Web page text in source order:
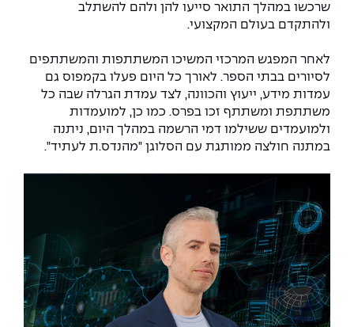
שרכשו במהלך התואר סייעו להן ולהם להשתלב
ולהתקדם בעולם המקצועי.
לאחר המפגש המרכזי המשיכו המשתתפות והמשתתפים
לסיורים בבתי הספר. לאורך כל היום פעלו בקמפוס גם
עמדות מידע, ייעוץ והכוונה, לצד עמדת הגרלה שבה כל
משתתפת ומשתתף זכו בפרס. כמו כן, למועמדות
ולמועמדים ששילמו דמי הרשמה במהלך היום, ניתנה
במתנה חולצה ממותגת עם הסלוגן "מהנדס.ת לעתיד".
כניסה לסטודנטים
קורס אנרגיה מתחדשת
קורס ניהול פרויקטים בשילוב AI
קורסים מקצועיים מותאמים לארגונים
סמסטר ראשון בתיכון
The Afeka Shop
חנות החדשנות והיזמות